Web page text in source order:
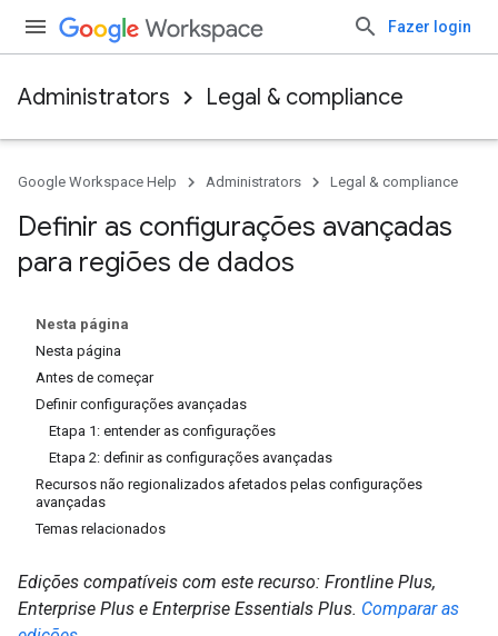
Fazer login
Administrators Legal & compliance
Google Workspace Help Administrators Legal & compliance
Definir as configurações avançadas
para regiões de dados
Nesta página
Nesta página
Antes de começar
Definir configurações avançadas
Etapa 1: entender as configurações
Etapa 2: definir as configurações avançadas
Recursos não regionalizados afetados pelas configurações
avançadas
Temas relacionados
Edições compatíveis com este recurso: Frontline Plus,
Enterprise Plus e Enterprise Essentials Plus. Comparar as